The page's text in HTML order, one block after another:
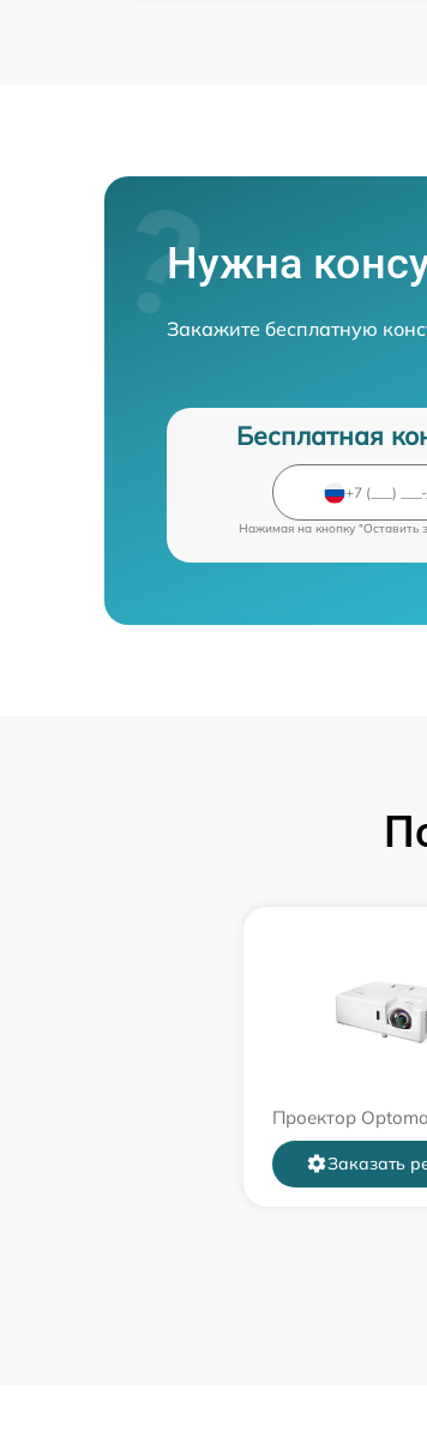
Нужна
Закажите бесплатную
Бесплатная
Нажимая на кнопку "Оставить
Проектор
Заказать